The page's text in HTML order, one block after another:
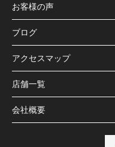
お客様の声
ブログ
アクセスマップ
店舗一覧
会社概要